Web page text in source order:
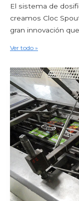
El sistema de
creamos Cloc
gran innovación
Ver todo »